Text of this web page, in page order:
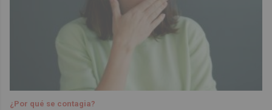
¿Por qué se contagia?